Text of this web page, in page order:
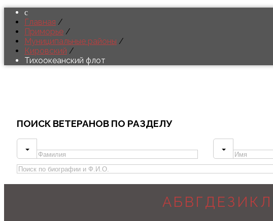
Главная /
Приморье /
Муниципальные районы /
Кировский /
Тихоокеанский флот
ПОИСК ВЕТЕРАНОВ ПО РАЗДЕЛУ
АБ В ГД ЕЗ И КЛ